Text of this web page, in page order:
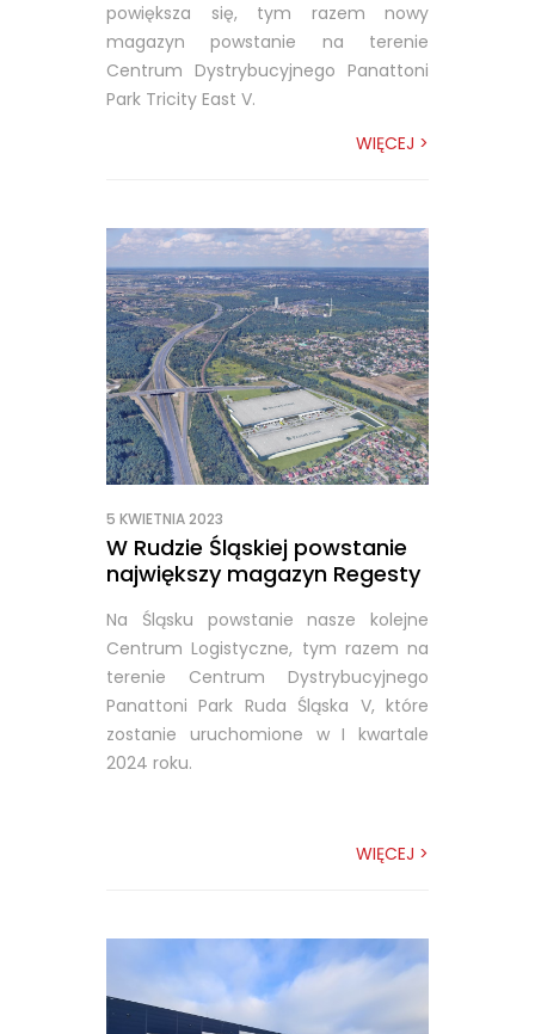
powiększa się, tym razem nowy
magazyn powstanie na terenie
Centrum Dystrybucyjnego Panattoni
Park Tricity East V.
WIĘCEJ >
5 KWIETNIA 2023
W Rudzie Śląskiej powstanie
największy magazyn Regesty
Na Śląsku powstanie nasze kolejne
Centrum Logistyczne, tym razem na
terenie Centrum Dystrybucyjnego
Panattoni Park Ruda Śląska V, które
zostanie uruchomione w I kwartale
2024 roku.
WIĘCEJ >